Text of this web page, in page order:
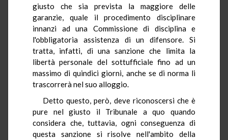
giusto che sia prevista la maggiore delle
garanzie, quale il procedimento disciplinare
innanzi ad una Commissione di disciplina e
l'obbligatoria assistenza di un difensore. Si
tratta, infatti, di una sanzione che limita la
libertà personale del sottufficiale fino ad un
massimo di quindici giorni, anche se di norma li
trascorrerà nel suo alloggio.
Detto questo, però, deve riconoscersi che è
pure nel giusto il Tribunale a quo quando
considera che, tuttavia, ogni conseguenza di
questa sanzione si risolve nell'ambito della